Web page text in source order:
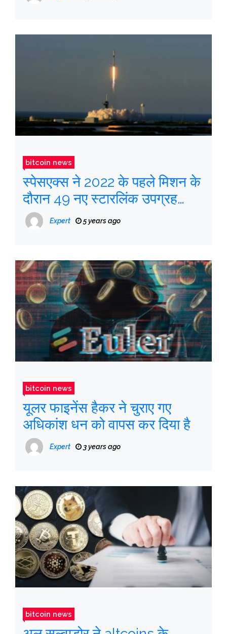
bitcoin news
स्पेसएक्स ने 2022 के पहले मिशन के
दौरान 49 नए स्टारलिंक उपग्रह
लॉन्च किए
Expert 5 years ago
bitcoin news
यूलर फाइनेंस हैकर ने चुराए गए
अधिकांश धन को वापस कर दिया है
Expert 3 years ago
bitcoin news